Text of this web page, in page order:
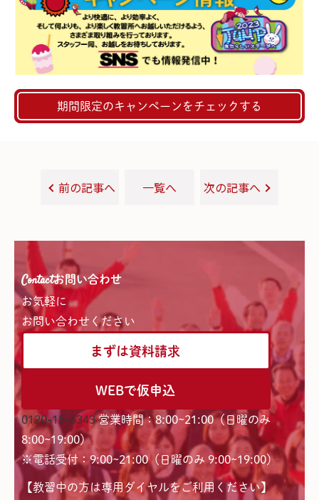
期間限定のキャンペーンをチェックする
前の記事へ 一覧へ 次の記事へ
Contactお問い合わせ
お気軽に
お問い合わせください
まずは資料請求
WEBで仮申込
0120-15-6343 営業時間：8:00~21:00（日曜のみ
8:00~19:00）
※電話受付：9:00~21:00（日曜のみ 9:00~19:00）
【教習中の方は専用ダイヤルをご利用ください】